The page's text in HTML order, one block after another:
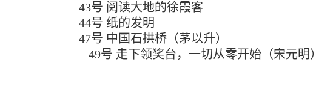
43号 阅读大地的徐霞客
44号 纸的发明
47号 中国石拱桥（茅以升）
49号 走下领奖台，一切从零开始（宋元明）